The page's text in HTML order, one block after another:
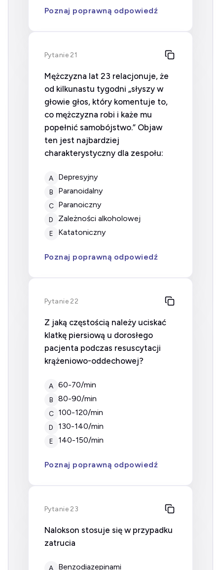
Poznaj poprawną odpowiedź
Pytanie 21
Mężczyzna lat 23 relacjonuje, że
od kilkunastu tygodni „słyszy w
głowie głos, który komentuje to,
co mężczyzna robi i każe mu
popełnić samobójstwo.” Objaw
ten jest najbardziej
charakterystyczny dla zespołu:
A Depresyjny
B Paranoidalny
C Paranoiczny
D Zależności alkoholowej
E Katatoniczny
Poznaj poprawną odpowiedź
Pytanie 22
Z jaką częstością należy uciskać
klatkę piersiową u dorosłego
pacjenta podczas resuscytacji
krążeniowo-oddechowej?
A 60-70/min
B 80-90/min
C 100-120/min
D 130-140/min
E 140-150/min
Poznaj poprawną odpowiedź
Pytanie 23
Nalokson stosuje się w przypadku
zatrucia
A benzodiazepinami